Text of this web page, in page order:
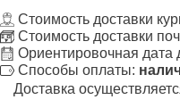
Стоимость доставки
Стоимость доставки
Ориентировочная дата
Способы оплаты:
Доставка